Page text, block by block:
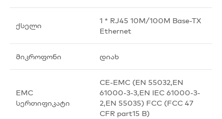
ქსელი
1 * RJ45 10M/100M Base-TX
Ethernet
მიკროფონი დიახ
EMC
სერთიფიკატი
CE-EMC (EN 55032,EN
61000-3-3,EN IEC 61000-3-
2,EN 55035) FCC (FCC 47
CFR part15 B)